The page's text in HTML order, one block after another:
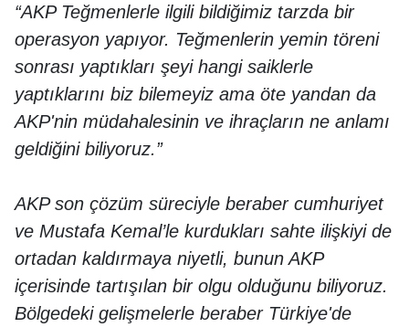
“AKP Teğmenlerle ilgili bildiğimiz tarzda bir
operasyon yapıyor. Teğmenlerin yemin töreni
sonrası yaptıkları şeyi hangi saiklerle
yaptıklarını biz bilemeyiz ama öte yandan da
AKP'nin müdahalesinin ve ihraçların ne anlamı
geldiğini biliyoruz.”
AKP son çözüm süreciyle beraber cumhuriyet
ve Mustafa Kemal’le kurdukları sahte ilişkiyi de
ortadan kaldırmaya niyetli, bunun AKP
içerisinde tartışılan bir olgu olduğunu biliyoruz.
Bölgedeki gelişmelerle beraber Türkiye'de